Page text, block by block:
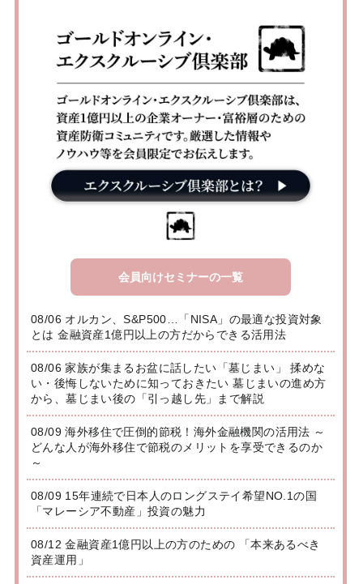
会員向けセミナーの一覧
08/06 オルカン、S&P500…「NISA」の最適な投資対象
とは 金融資産1億円以上の方だからできる活用法
08/06 家族が集まるお盆に話したい「墓じまい」 揉めな
い・後悔しないために知っておきたい 墓じまいの進め方
から、墓じまい後の「引っ越し先」まで解説
08/09 海外移住で圧倒的節税！海外金融機関の活用法 ～
どんな人が海外移住で節税のメリットを享受できるのか
～
08/09 15年連続で日本人のロングステイ希望NO.1の国
「マレーシア不動産」投資の魅力
08/12 金融資産1億円以上の方のための 「本来あるべき
資産運用」